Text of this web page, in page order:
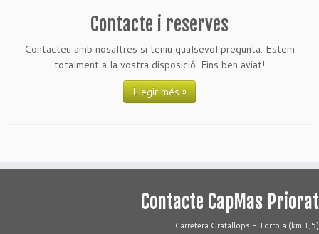
Contacte i reserves
Contacteu amb nosaltres si teniu qualsevol pregunta. Estem
totalment a la vostra disposició. Fins ben aviat!
Llegir més »
Contacte CapMas Priorat
Carretera Gratallops - Torroja (km 1,5)